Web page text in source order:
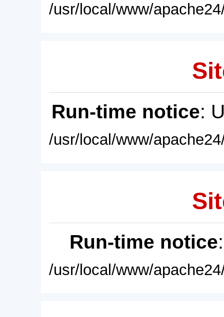
/usr/local/www/
Run-time notice:
/usr/local/www/
Run-time notice
/usr/local/www/